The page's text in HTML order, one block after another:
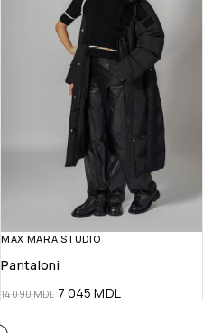
MAX MARA STUDIO
Pantaloni
14 090MDL 7 045MDL